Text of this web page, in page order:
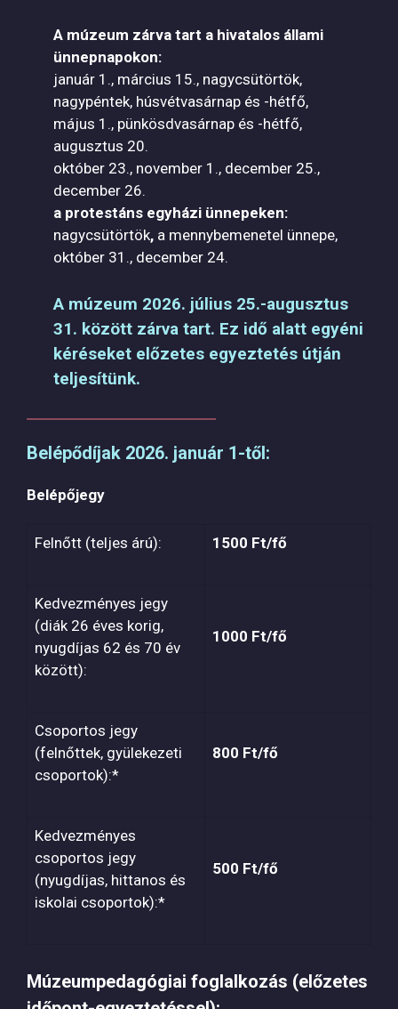
A múzeum zárva tart a hivatalos állami
ünnepnapokon:
január 1., március 15., nagycsütörtök,
nagypéntek, húsvétvasárnap és -hétfő,
május 1., pünkösdvasárnap és -hétfő,
augusztus 20.
október 23., november 1., december 25.,
december 26.
a protestáns egyházi ünnepeken:
nagycsütörtök, a mennybemenetel ünnepe,
október 31., december 24.
A múzeum 2026. július 25.-augusztus
31. között zárva tart. Ez idő alatt egyéni
kéréseket előzetes egyeztetés útján
teljesítünk.
Belépődíjak 2026. január 1-től:
Belépőjegy
Felnőtt (teljes árú): 1500 Ft/fő
Kedvezményes jegy
(diák 26 éves korig,
nyugdíjas 62 és 70 év
között):
1000 Ft/fő
Csoportos jegy
(felnőttek, gyülekezeti
csoportok):*
800 Ft/fő
Kedvezményes
csoportos jegy
(nyugdíjas, hittanos és
iskolai csoportok):*
500 Ft/fő
Múzeumpedagógiai foglalkozás (előzetes